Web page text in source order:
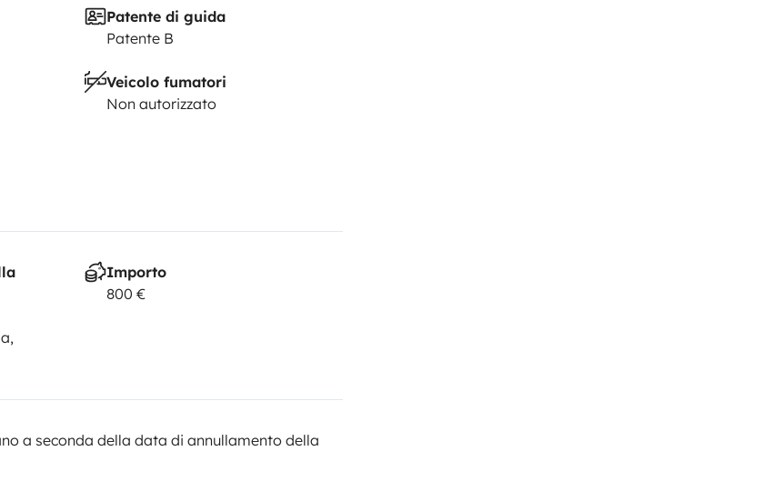
di un camper
Patente di guida
Patente B
Veicolo fumatori
Non autorizzato
Importo
800 €
a seconda della data di annullamento della